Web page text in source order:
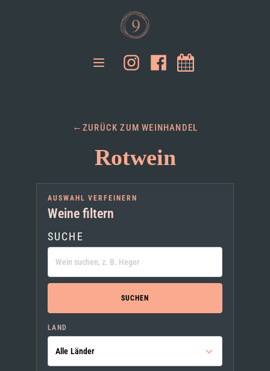
ZURÜCK ZUM WEINHANDEL
Rotwein
AUSWAHL VERFEINERN
Weine filtern
SUCHE
SUCHEN
LAND